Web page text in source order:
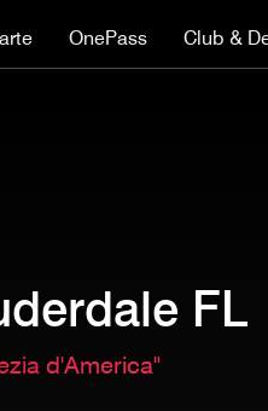
OnePass Club &
FL
d'America"